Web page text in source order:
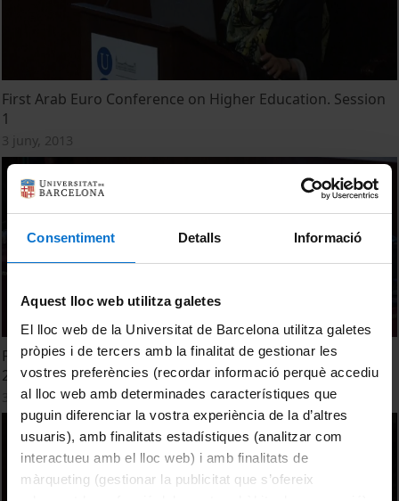
Consentiment Detalls Informació
Aquest lloc web utilitza galetes
El lloc web de la Universitat de Barcelona utilitza galetes
pròpies i de tercers amb la finalitat de gestionar les
vostres preferències (recordar informació perquè accediu
al lloc web amb determinades característiques que
puguin diferenciar la vostra experiència de la d’altres
usuaris), amb finalitats estadístiques (analitzar com
interactueu amb el lloc web) i amb finalitats de
màrqueting (gestionar la publicitat que s’ofereix
First Arab Euro Conference on Higher Education. Session
1
3 juny, 2013
First Arab Euro Conference on Higher Education. Session
2
3 juny, 2013